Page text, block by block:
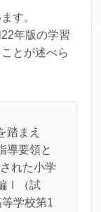
す。
年版の学習
とが述べら
踏まえ
導要領と
れた小学
Ⅰ（試
学校第1